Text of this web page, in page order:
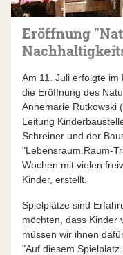
Eröffnung
Am 11. Juli erfolgte
die Eröffnung des
Annemarie Rutkowski
Leitung
Schreiner und der
"Lebensraum.Raum-
Wochen mit vielen
Kinder, erstellt.
Spielplätze sind
möchten, dass Kinder
müssen wir ihnen
"Auf diesem